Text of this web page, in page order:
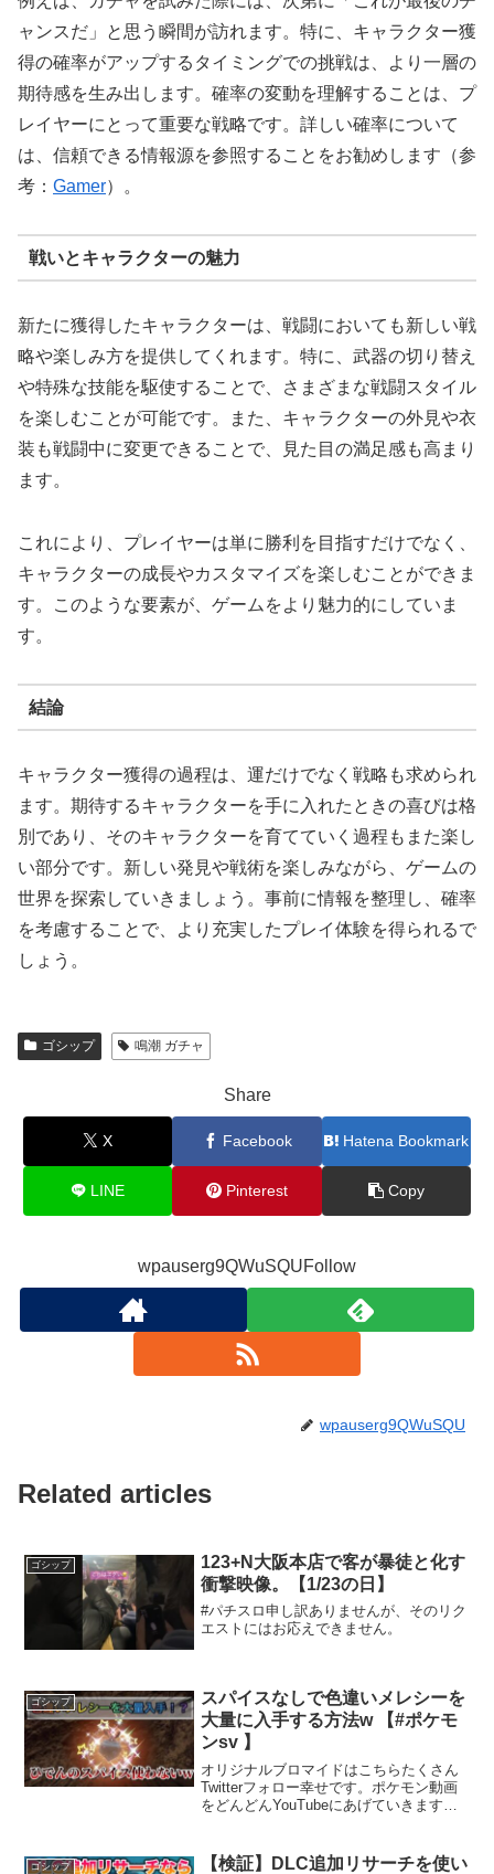
ャンスだ」と思う瞬間が訪れます。特に、キャラクター獲
得の確率がアップするタイミングでの挑戦は、より一層の
期待感を生み出します。確率の変動を理解することは、プ
レイヤーにとって重要な戦略です。詳しい確率について
は、信頼できる情報源を参照することをお勧めします（参
考： Gamer）。
戦いとキャラクターの魅力
新たに獲得したキャラクターは、戦闘においても新しい戦
略や楽しみ方を提供してくれます。特に、武器の切り替え
や特殊な技能を駆使することで、さまざまな戦闘スタイル
を楽しむことが可能です。また、キャラクターの外見や衣
装も戦闘中に変更できることで、見た目の満足感も高まり
ます。
これにより、プレイヤーは単に勝利を目指すだけでなく、
キャラクターの成長やカスタマイズを楽しむことができま
す。このような要素が、ゲームをより魅力的にしていま
す。
結論
キャラクター獲得の過程は、運だけでなく戦略も求められ
ます。期待するキャラクターを手に入れたときの喜びは格
別であり、そのキャラクターを育てていく過程もまた楽し
い部分です。新しい発見や戦術を楽しみながら、ゲームの
世界を探索していきましょう。事前に情報を整理し、確率
を考慮することで、より充実したプレイ体験を得られるで
しょう。
ゴシップ 鳴潮 ガチャ
Share
X Facebook Hatena Bookmark
LINE Pinterest Copy
wpauserg9QWuSQUFollow
wpauserg9QWuSQU
Related articles
ゴシップ
123+N大阪本店で客が暴徒と化す
衝撃映像。【1/23の日】
#パチスロ申し訳ありませんが、そのリク
エストにはお応えできません。
ゴシップ
スパイスなしで色違いメレシーを
大量に入手する方法w 【#ポケモ
ンsv 】
オリジナルブロマイドはこちらたくさん
Twitterフォロー幸せです。ポケモン動画
をどんどんYouTubeにあげていきます。
`*)Twitter→ TikT...
ゴシップ
【検証】DLC追加リサーチを使い